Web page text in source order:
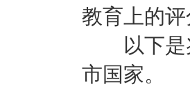
教育上的
以下是兆
市国家。